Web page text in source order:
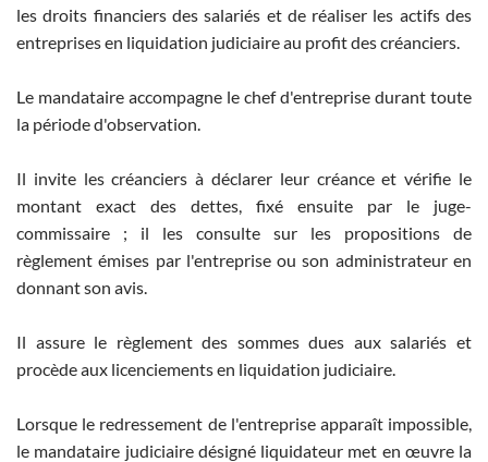
les droits financiers des salariés et de réaliser les actifs des
entreprises en liquidation judiciaire au profit des créanciers.
Le mandataire accompagne le chef d'entreprise durant toute
la période d'observation.
Il invite les créanciers à déclarer leur créance et vérifie le
montant exact des dettes, fixé ensuite par le juge-
commissaire ; il les consulte sur les propositions de
règlement émises par l'entreprise ou son administrateur en
donnant son avis.
Il assure le règlement des sommes dues aux salariés et
procède aux licenciements en liquidation judiciaire.
Lorsque le redressement de l'entreprise apparaît impossible,
le mandataire judiciaire désigné liquidateur met en œuvre la